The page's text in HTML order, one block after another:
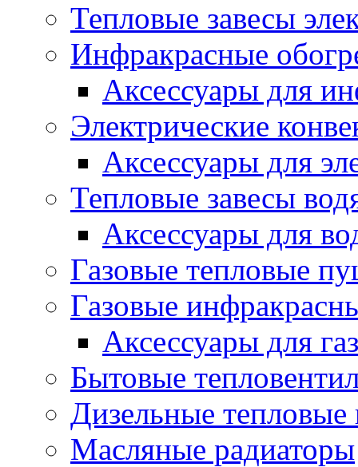
Тепловые завесы
Инфракрасные
Аксессуары для
Электрические
Аксессуары для
Тепловые завесы
Аксессуары для
Газовые тепловые
Газовые
Аксессуары для
Бытовые
Дизельные
Масляные радиаторы